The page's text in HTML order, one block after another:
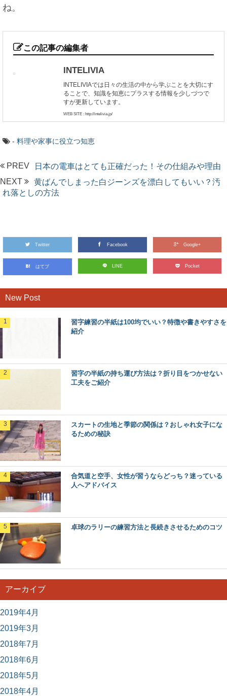
ね。
この記事の編集者
INTELIVIA
INTELIVIAでは日々の生活の中から学ぶことを大切にす
ることで、知識を知恵にプラスする情報を少しづつで
すが更新しています。
WEB SITE : http://intelivia.jp/
- 料理や家事に役立つ知恵
PREV
日本の電車はとても正確だった！その仕組みや理由
NEXT
黄ばんでしまった白ジーンズを漂白してもいい？汚
れ落としの方法
Twitter Facebook Google+
はてブ LINE Pocket
New Post
習字練習の半紙は100均でいい？特徴や書きやすさを
紹介
習字の半紙の持ち運び方法は？折り目をつかせない
工夫をご紹介
スカートの生地と季節の関係は？おしゃれ女子にな
るための秘訣
合気道と空手、女性が習うならどっち？迷っている
人へアドバイス
卓球のラリーの練習方法と長続きさせるためのコツ
アーカイブ
2019年4月
2019年3月
2018年7月
2018年6月
2018年5月
2018年4月